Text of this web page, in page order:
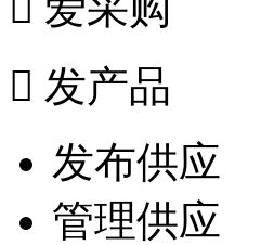
 发产品
发布供应
管理供应